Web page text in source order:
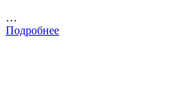
…
Подробнее